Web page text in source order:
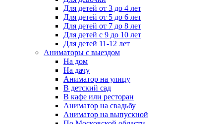
Для детей от 3 до 4 лет
Для детей от 5 до 6 лет
Для детей от 7 до 8 лет
Для детей с 9 до 10 лет
Для детей 11-12 лет
Аниматоры с выездом
На дом
На дачу
Аниматор на улицу
В детский сад
В кафе или ресторан
Аниматор на свадьбу
Аниматор на выпускной